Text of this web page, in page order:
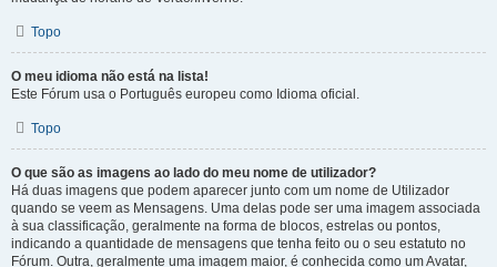
Topo
O meu idioma não está na lista!
Este Fórum usa o Português europeu como Idioma oficial.
Topo
O que são as imagens ao lado do meu nome de utilizador?
Há duas imagens que podem aparecer junto com um nome de Utilizador
quando se veem as Mensagens. Uma delas pode ser uma imagem associada
à sua classificação, geralmente na forma de blocos, estrelas ou pontos,
indicando a quantidade de mensagens que tenha feito ou o seu estatuto no
Fórum. Outra, geralmente uma imagem maior, é conhecida como um Avatar,